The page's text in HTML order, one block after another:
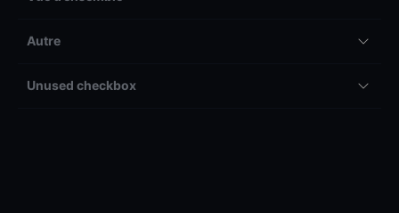
Autre
Unused checkbox